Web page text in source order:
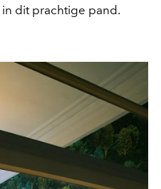
dit prachtige pand.